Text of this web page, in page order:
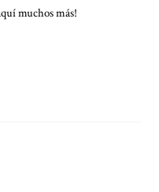
muchos más!